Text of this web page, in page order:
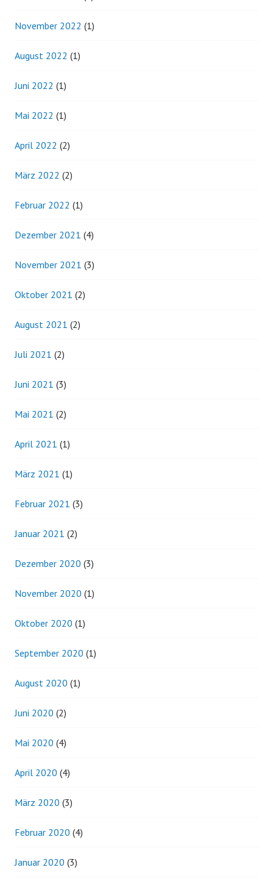
November 2022 (1)
August 2022 (1)
Juni 2022 (1)
Mai 2022 (1)
April 2022 (2)
März 2022 (2)
Februar 2022 (1)
Dezember 2021 (4)
November 2021 (3)
Oktober 2021 (2)
August 2021 (2)
Juli 2021 (2)
Juni 2021 (3)
Mai 2021 (2)
April 2021 (1)
März 2021 (1)
Februar 2021 (3)
Januar 2021 (2)
Dezember 2020 (3)
November 2020 (1)
Oktober 2020 (1)
September 2020 (1)
August 2020 (1)
Juni 2020 (2)
Mai 2020 (4)
April 2020 (4)
März 2020 (3)
Februar 2020 (4)
Januar 2020 (3)